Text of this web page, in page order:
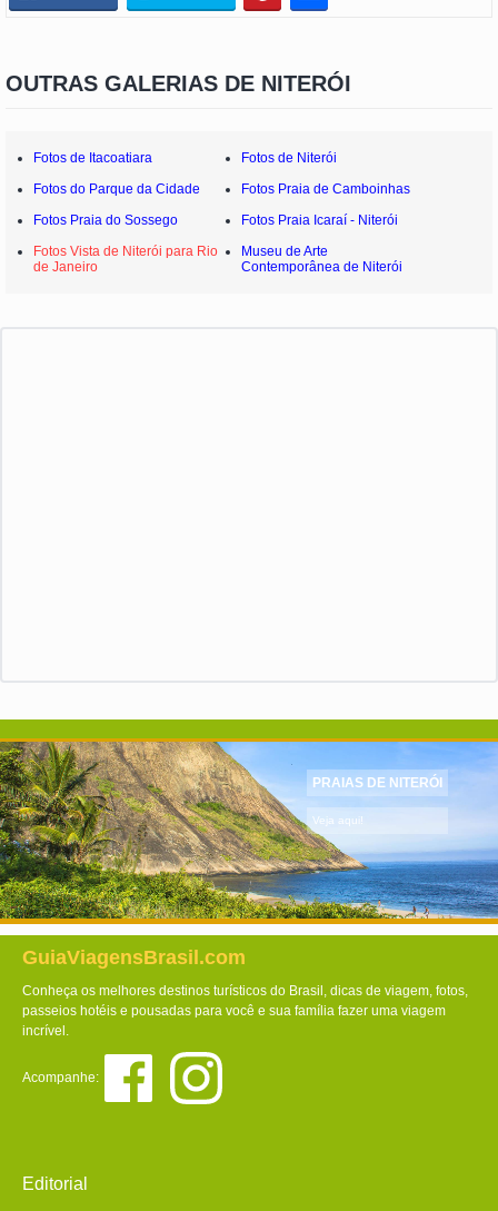
OUTRAS GALERIAS DE NITERÓI
Fotos de Itacoatiara
Fotos de Niterói
Fotos do Parque da Cidade
Fotos Praia de Camboinhas
Fotos Praia do Sossego
Fotos Praia Icaraí - Niterói
Fotos Vista de Niterói para Rio
de Janeiro
Museu de Arte
Contemporânea de Niterói
PRAIAS DE NITERÓI
Veja aqui!
GuiaViagensBrasil.com
Conheça os melhores destinos turísticos do Brasil, dicas de viagem, fotos,
passeios hotéis e pousadas para você e sua família fazer uma viagem
incrível.
Acompanhe:
Editorial